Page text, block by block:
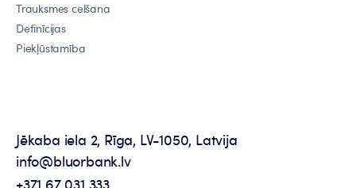
Trauksmes celšana
Definīcijas
Piekļūstamība
Jēkaba iela 2, Rīga, LV-1050, Latvija
info@bluorbank.lv
+371 67 031 333